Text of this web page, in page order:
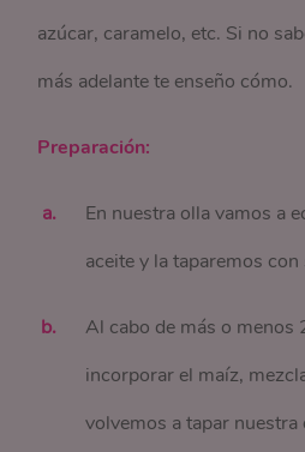
azúcar, caramelo, etc. Si no
más adelante te enseño cómo.
Preparación:
En nuestra olla vamos a
aceite y la taparemos
Al cabo de más o menos
incorporar el maíz,
volvemos a tapar nuestra